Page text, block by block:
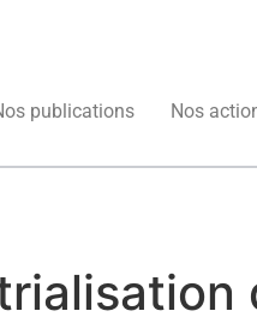
publications Nos